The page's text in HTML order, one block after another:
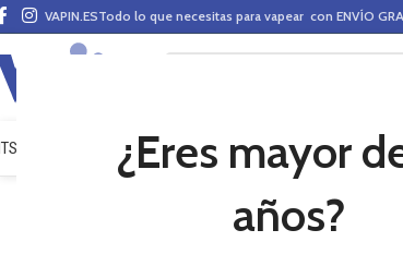
¿Eres mayor
años?
VAPIN.ESTodo lo que necesitas para vapear con ENVÍO
VAPEO MODS CLAROMIZADORES BASES Y AROMAS